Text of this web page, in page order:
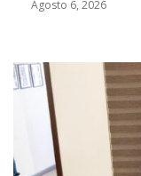
Agosto 6, 2026